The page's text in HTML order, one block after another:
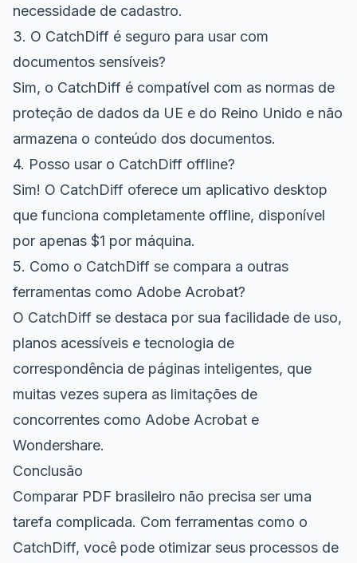
necessidade de cadastro.
3. O CatchDiff é seguro para usar com
documentos sensíveis?
Sim, o CatchDiff é compatível com as normas de
proteção de dados da UE e do Reino Unido e não
armazena o conteúdo dos documentos.
4. Posso usar o CatchDiff offline?
Sim! O CatchDiff oferece um aplicativo desktop
que funciona completamente offline, disponível
por apenas $1 por máquina.
5. Como o CatchDiff se compara a outras
ferramentas como Adobe Acrobat?
O CatchDiff se destaca por sua facilidade de uso,
planos acessíveis e tecnologia de
correspondência de páginas inteligentes, que
muitas vezes supera as limitações de
concorrentes como Adobe Acrobat e
Wondershare.
Conclusão
Comparar PDF brasileiro não precisa ser uma
tarefa complicada. Com ferramentas como o
CatchDiff, você pode otimizar seus processos de